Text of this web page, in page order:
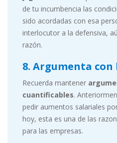
de tu incumbencia las
sido acordadas con esa
interlocutor a la defensiva,
razón.
8. Argumenta con
Recuerda mantener
cuantificables.
pedir aumentos salariales
hoy, esta es una de las
para las empresas.